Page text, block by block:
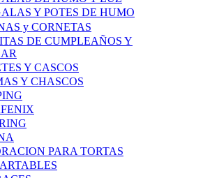
Y POTES DE HUMO
y CORNETAS
DE CUMPLEAÑOS Y
Y CASCOS
Y CHASCOS
PARA TORTAS